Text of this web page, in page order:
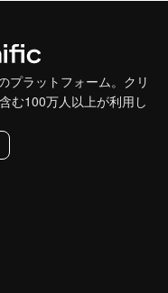
プラットフォーム。クリ
む100万人以上が利用し